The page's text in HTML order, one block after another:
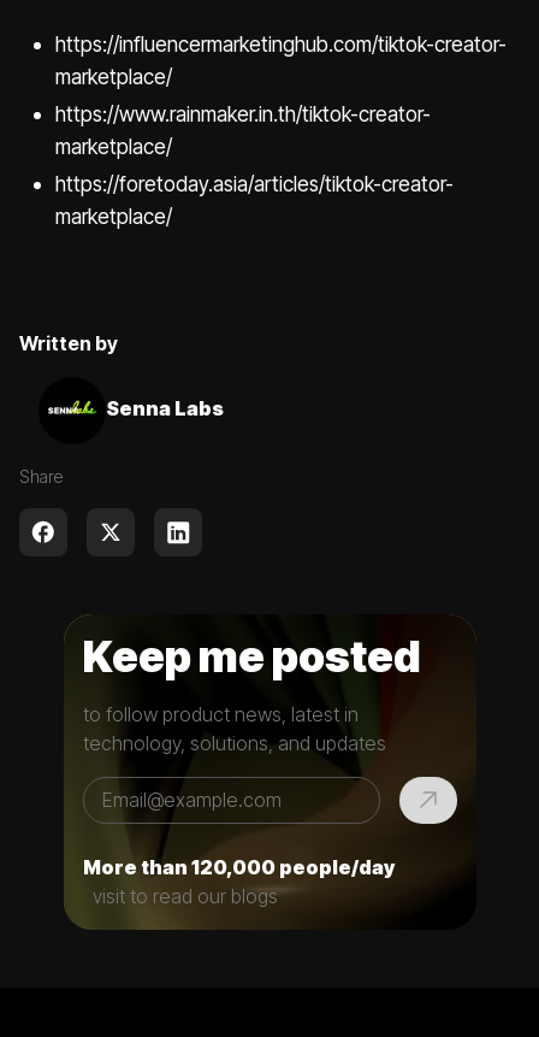
https://influencermarketinghub.com/tiktok-creator-
marketplace/
https://www.rainmaker.in.th/tiktok-creator-
marketplace/
https://foretoday.asia/articles/tiktok-creator-
marketplace/
Written by
Senna Labs
Share
Keep me posted
to follow product news, latest in
technology, solutions, and updates
More than 120,000 people/day
visit to read our blogs